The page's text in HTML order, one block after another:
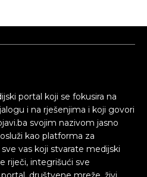
portal koji se fokusira na
i na rješenjima i koji govori
svojim nazivom jasno
kao platforma za
vas koji stvarate medijski
riječi, integrišući sve